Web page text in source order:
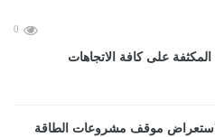
0
على كافة الاتجاهات